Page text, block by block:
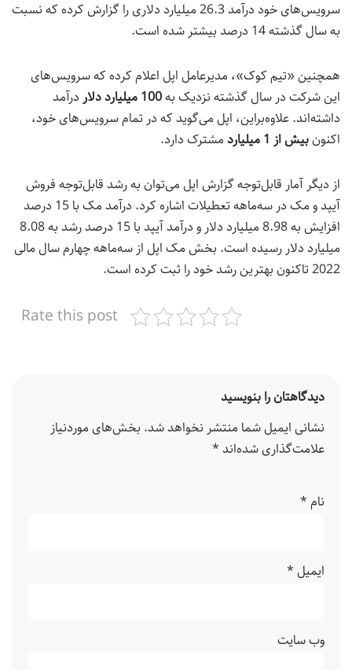
سرویس‌های خود درآمد 26.3 میلیارد دلاری را گزارش کرده که نسبت
به سال گذشته 14 درصد بیشتر شده است.
همچنین «تیم کوک»، مدیرعامل اپل اعلام کرده که سرویس‌های
این شرکت در سال گذشته نزدیک به100 میلیارد دلار
درآمد
داشته‌اند. علاوه‌براین، اپل می‌گوید که در تمام سرویس‌های خود،
اکنونبیش از 1 میلیارد مشترک دارد.
از دیگر آمار قابل‌توجه گزارش اپل می‌توان به رشد قابل‌توجه فروش
آیپد و مک در سه‌ماهه تعطیلات اشاره کرد. درآمد مک با 15 درصد
افزایش به 8.98 میلیارد دلار و درآمد آیپد با 15 درصد رشد به 8.08
میلیارد دلار رسیده است. بخش مک اپل از سه‌ماهه چهارم سال مالی
2022 تاکنون بهترین رشد خود را ثبت کرده است.
Rate this post
دیدگاهتان را بنویسید
نشانی ایمیل شما منتشر نخواهد شد. بخش‌های موردنیاز
علامت‌گذاری شده‌اند *
نام *
ایمیل *
وب‌ سایت